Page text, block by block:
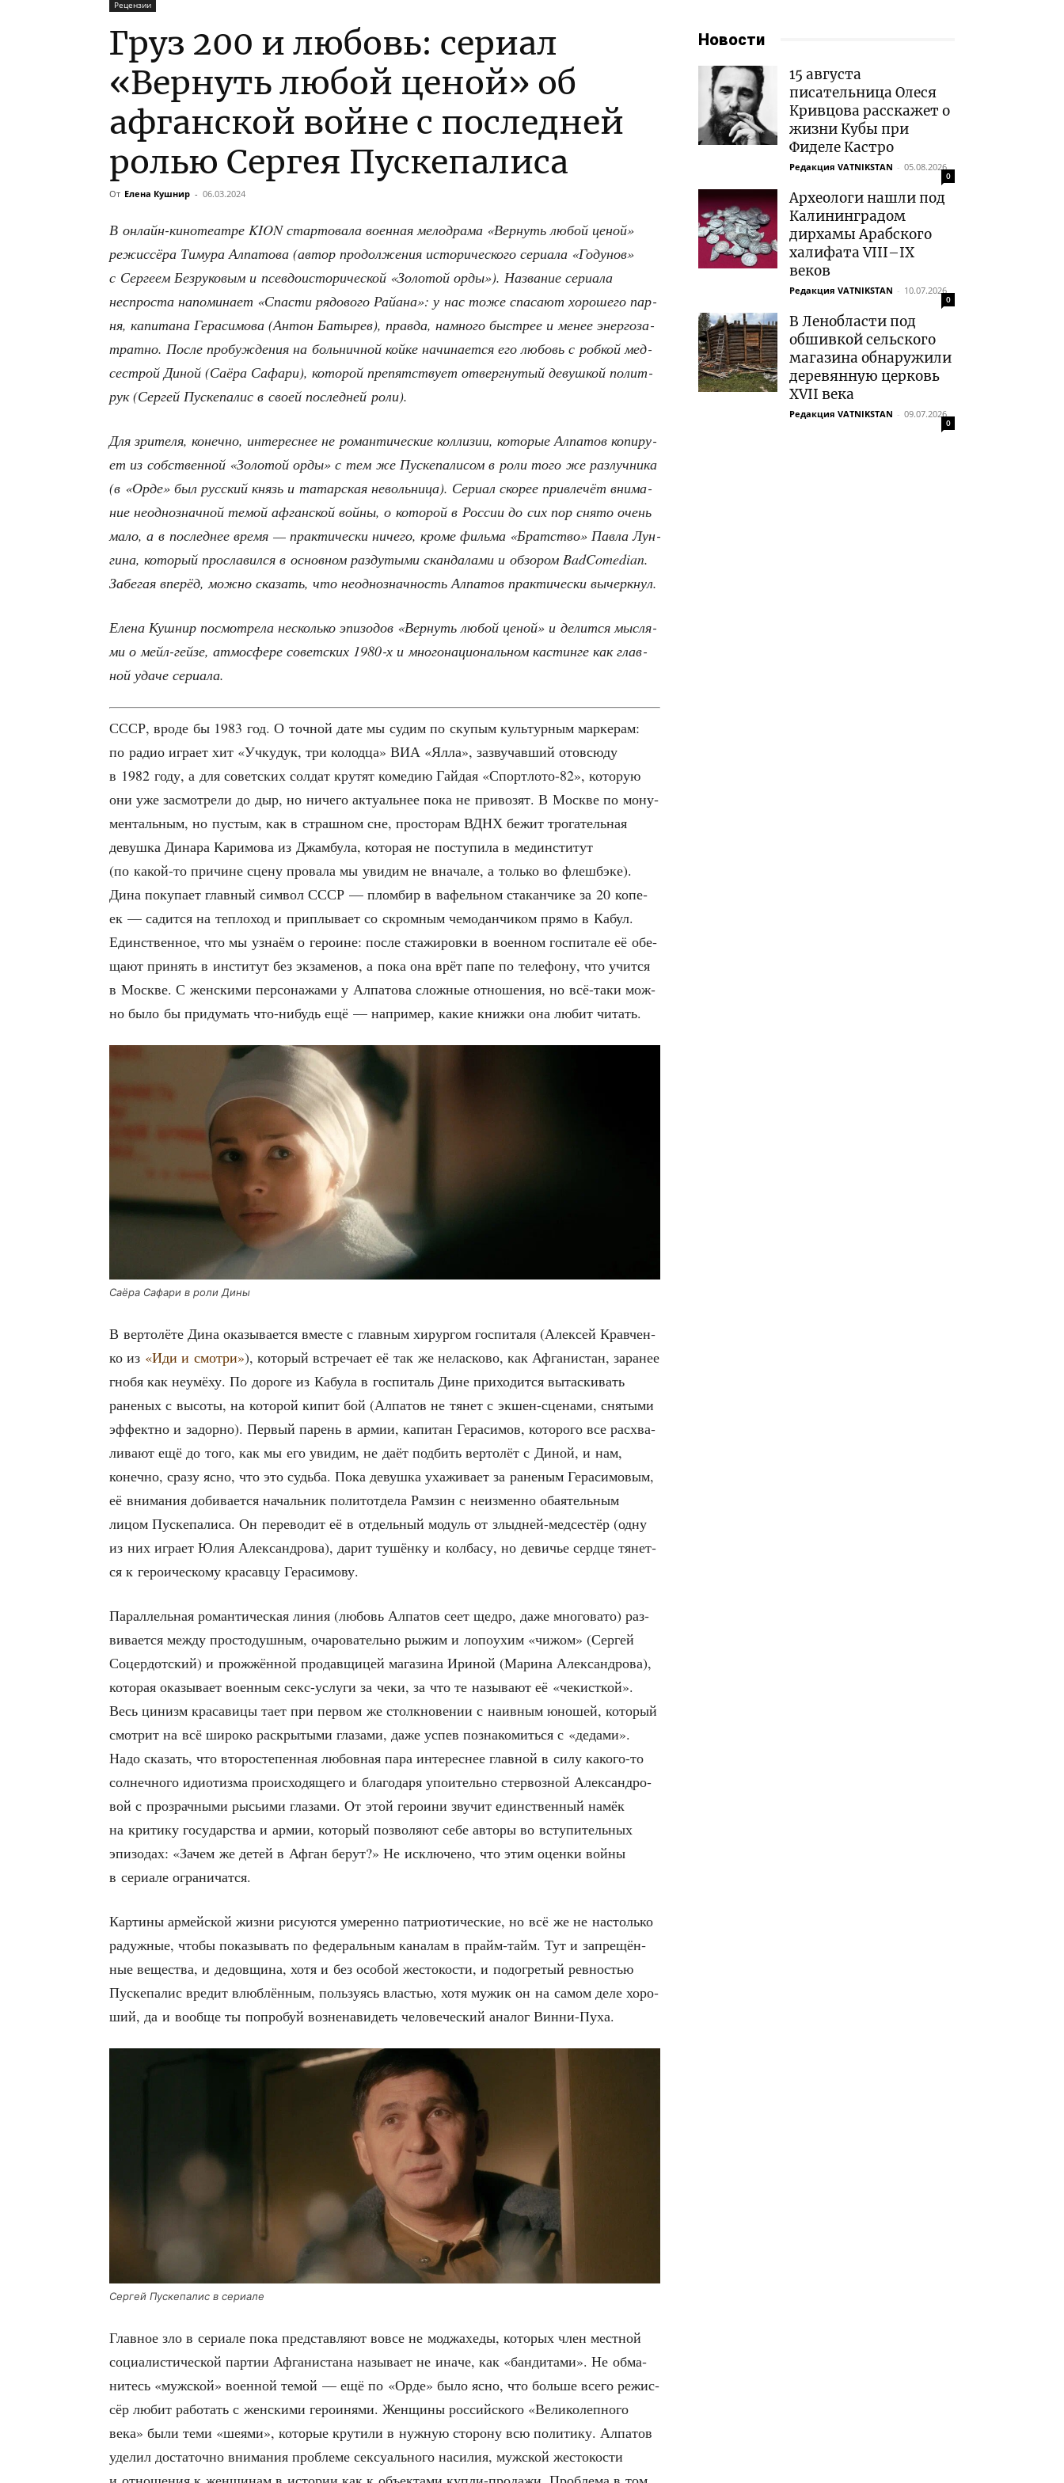
Рецензии
Груз 200 и любовь: сериал
«Вернуть любой ценой» об
афганской войне с последней
ролью Сергея Пускепалиса
От Елена Кушнир - 06.03.2024
В онлайн-кино­те­ат­ре KION стар­то­ва­ла воен­ная мело­дра­ма «Вер­нуть любой ценой»
режис­сё­ра Тиму­ра Алпа­то­ва (автор про­дол­же­ния исто­ри­че­ско­го сери­а­ла «Году­нов»
с Сер­ге­ем Без­ру­ко­вым и псев­до­и­сто­ри­че­ской «Золо­той орды»). Назва­ние сери­а­ла
неспро­ста напо­ми­на­ет «Спа­сти рядо­во­го Рай­а­на»: у нас тоже спа­са­ют хоро­ше­го пар­
ня, капи­та­на Гера­си­мо­ва (Антон Баты­рев), прав­да, намно­го быст­рее и менее энер­го­за­
трат­но. После про­буж­де­ния на боль­нич­ной кой­ке начи­на­ет­ся его любовь с роб­кой мед­
сест­рой Диной (Саё­ра Сафа­ри), кото­рой пре­пят­ству­ет отверг­ну­тый девуш­кой полит­
рук (Сер­гей Пус­ке­па­лис в сво­ей послед­ней роли).
Для зри­те­ля, конеч­но, инте­рес­нее не роман­ти­че­ские кол­ли­зии, кото­рые Алпа­тов копи­ру­
ет из соб­ствен­ной «Золо­той орды» с тем же Пус­ке­па­ли­сом в роли того же раз­луч­ни­ка
(в «Орде» был рус­ский князь и татар­ская неволь­ни­ца). Сери­ал ско­рее при­вле­чёт вни­ма­
ние неод­но­знач­ной темой афган­ской вой­ны, о кото­рой в Рос­сии до сих пор сня­то очень
мало, а в послед­нее вре­мя — прак­ти­че­ски ниче­го, кро­ме филь­ма «Брат­ство» Пав­ла Лун­
ги­на, кото­рый про­сла­вил­ся в основ­ном раз­ду­ты­ми скан­да­ла­ми и обзо­ром BadComedian.
Забе­гая впе­рёд, мож­но ска­зать, что неод­но­знач­ность Алпа­тов прак­ти­че­ски вычеркнул.
Еле­на Куш­нир посмот­ре­ла несколь­ко эпи­зо­дов «Вер­нуть любой ценой» и делит­ся мыс­ля­
ми о мейл-гей­зе, атмо­сфе­ре совет­ских 1980‑х и мно­го­на­ци­о­наль­ном кастин­ге как глав­
ной уда­че сериала.
СССР, вро­де бы 1983 год. О точ­ной дате мы судим по ску­пым куль­тур­ным мар­ке­рам:
по радио игра­ет хит «Учку­дук, три колод­ца» ВИА «Ялла», зазву­чав­ший ото­всю­ду
в 1982 году, а для совет­ских сол­дат кру­тят коме­дию Гай­дая «Спорт­ло­то-82», кото­рую
они уже засмот­ре­ли до дыр, но ниче­го акту­аль­нее пока не при­во­зят. В Москве по мону­
мен­таль­ным, но пустым, как в страш­ном сне, про­сто­рам ВДНХ бежит тро­га­тель­ная
девуш­ка Дина­ра Кари­мо­ва из Джам­бу­ла, кото­рая не посту­пи­ла в мед­ин­сти­тут
(по какой-то при­чине сце­ну про­ва­ла мы уви­дим не вна­ча­ле, а толь­ко во флеш­б­э­ке).
Дина поку­па­ет глав­ный сим­вол СССР — плом­бир в вафель­ном ста­кан­чи­ке за 20 копе­
ек — садит­ся на теп­ло­ход и при­плы­ва­ет со скром­ным чемо­дан­чи­ком пря­мо в Кабул.
Един­ствен­ное, что мы узна­ём о геро­ине: после ста­жи­ров­ки в воен­ном гос­пи­та­ле её обе­
ща­ют при­нять в инсти­тут без экза­ме­нов, а пока она врёт папе по теле­фо­ну, что учит­ся
в Москве. С жен­ски­ми пер­со­на­жа­ми у Алпа­то­ва слож­ные отно­ше­ния, но всё-таки мож­
но было бы при­ду­мать что-нибудь ещё — напри­мер, какие книж­ки она любит читать.
Саё­ра Сафа­ри в роли Дины
В вер­то­лё­те Дина ока­зы­ва­ет­ся вме­сте с глав­ным хирур­гом гос­пи­та­ля (Алек­сей Кра­вчен­
ко из «Иди и смот­ри»), кото­рый встре­ча­ет её так же нелас­ко­во, как Афга­ни­стан, зара­нее
гно­бя как неумё­ху. По доро­ге из Кабу­ла в гос­пи­таль Дине при­хо­дит­ся вытас­ки­вать
ране­ных с высо­ты, на кото­рой кипит бой (Алпа­тов не тянет с экшен-сце­на­ми, сня­ты­ми
эффект­но и задор­но). Пер­вый парень в армии, капи­тан Гера­си­мов, кото­ро­го все рас­хва­
ли­ва­ют ещё до того, как мы его уви­дим, не даёт под­бить вер­то­лёт с Диной, и нам,
конеч­но, сра­зу ясно, что это судь­ба. Пока девуш­ка уха­жи­ва­ет за ране­ным Гера­си­мо­вым,
её вни­ма­ния доби­ва­ет­ся началь­ник полит­от­де­ла Рам­зин с неиз­мен­но оба­я­тель­ным
лицом Пус­ке­па­ли­са. Он пере­во­дит её в отдель­ный модуль от злыд­ней-мед­се­стёр (одну
из них игра­ет Юлия Алек­сан­дро­ва), дарит тушён­ку и кол­ба­су, но деви­чье серд­це тянет­
ся к геро­и­че­ско­му кра­сав­цу Герасимову.
Парал­лель­ная роман­ти­че­ская линия (любовь Алпа­тов сеет щед­ро, даже мно­го­ва­то) раз­
ви­ва­ет­ся меж­ду про­сто­душ­ным, оча­ро­ва­тель­но рыжим и лопо­ухим «чижом» (Сер­гей
Соцер­дот­ский) и про­жжён­ной про­дав­щи­цей мага­зи­на Ири­ной (Мари­на Алек­сан­дро­ва),
кото­рая ока­зы­ва­ет воен­ным секс-услу­ги за чеки, за что те назы­ва­ют её «чекист­кой».
Весь цинизм кра­са­ви­цы тает при пер­вом же столк­но­ве­нии с наив­ным юно­шей, кото­рый
смот­рит на всё широ­ко рас­кры­ты­ми гла­за­ми, даже успев позна­ко­мить­ся с «деда­ми».
Надо ска­зать, что вто­ро­сте­пен­ная любов­ная пара инте­рес­нее глав­ной в силу како­го-то
сол­неч­но­го иди­о­тиз­ма про­ис­хо­дя­ще­го и бла­го­да­ря упо­и­тель­но стер­воз­ной Алек­сан­дро­
вой с про­зрач­ны­ми рысьи­ми гла­за­ми. От этой геро­и­ни зву­чит един­ствен­ный намёк
на кри­ти­ку госу­дар­ства и армии, кото­рый поз­во­ля­ют себе авто­ры во всту­пи­тель­ных
эпи­зо­дах: «Зачем же детей в Афган берут?» Не исклю­че­но, что этим оцен­ки вой­ны
в сери­а­ле ограничатся.
Кар­ти­ны армей­ской жиз­ни рису­ют­ся уме­рен­но пат­ри­о­ти­че­ские, но всё же не настоль­ко
радуж­ные, что­бы пока­зы­вать по феде­раль­ным кана­лам в прайм-тайм. Тут и запре­щён­
ные веще­ства, и дедов­щи­на, хотя и без осо­бой жесто­ко­сти, и подо­гре­тый рев­но­стью
Пус­ке­па­лис вре­дит влюб­лён­ным, поль­зу­ясь вла­стью, хотя мужик он на самом деле хоро­
ший, да и вооб­ще ты попро­буй воз­не­на­ви­деть чело­ве­че­ский ана­лог Винни-Пуха.
Сер­гей Пус­ке­па­лис в сериале
Глав­ное зло в сери­а­ле пока пред­став­ля­ют вовсе не мод­жа­хе­ды, кото­рых член мест­ной
соци­а­ли­сти­че­ской пар­тии Афга­ни­ста­на назы­ва­ет не ина­че, как «бан­ди­та­ми». Не обма­
ни­тесь «муж­ской» воен­ной темой — ещё по «Орде» было ясно, что боль­ше все­го режис­
сёр любит рабо­тать с жен­ски­ми геро­и­ня­ми. Жен­щи­ны рос­сий­ско­го «Вели­ко­леп­но­го
века» были теми «шея­ми», кото­рые кру­ти­ли в нуж­ную сто­ро­ну всю поли­ти­ку. Алпа­тов
уде­лил доста­точ­но вни­ма­ния про­бле­ме сек­су­аль­но­го наси­лия, муж­ской жесто­ко­сти
Новости
15 августа
писательница Олеся
Кривцова расскажет о
жизни Кубы при
Фиделе Кастро
Редакция VATNIKSTAN - 05.08.2026
0
Археологи нашли под
Калининградом
дирхамы Арабского
халифата VIII–IX
веков
Редакция VATNIKSTAN - 10.07.2026
0
В Ленобласти под
обшивкой сельского
магазина обнаружили
деревянную церковь
XVII века
Редакция VATNIKSTAN - 09.07.2026
0